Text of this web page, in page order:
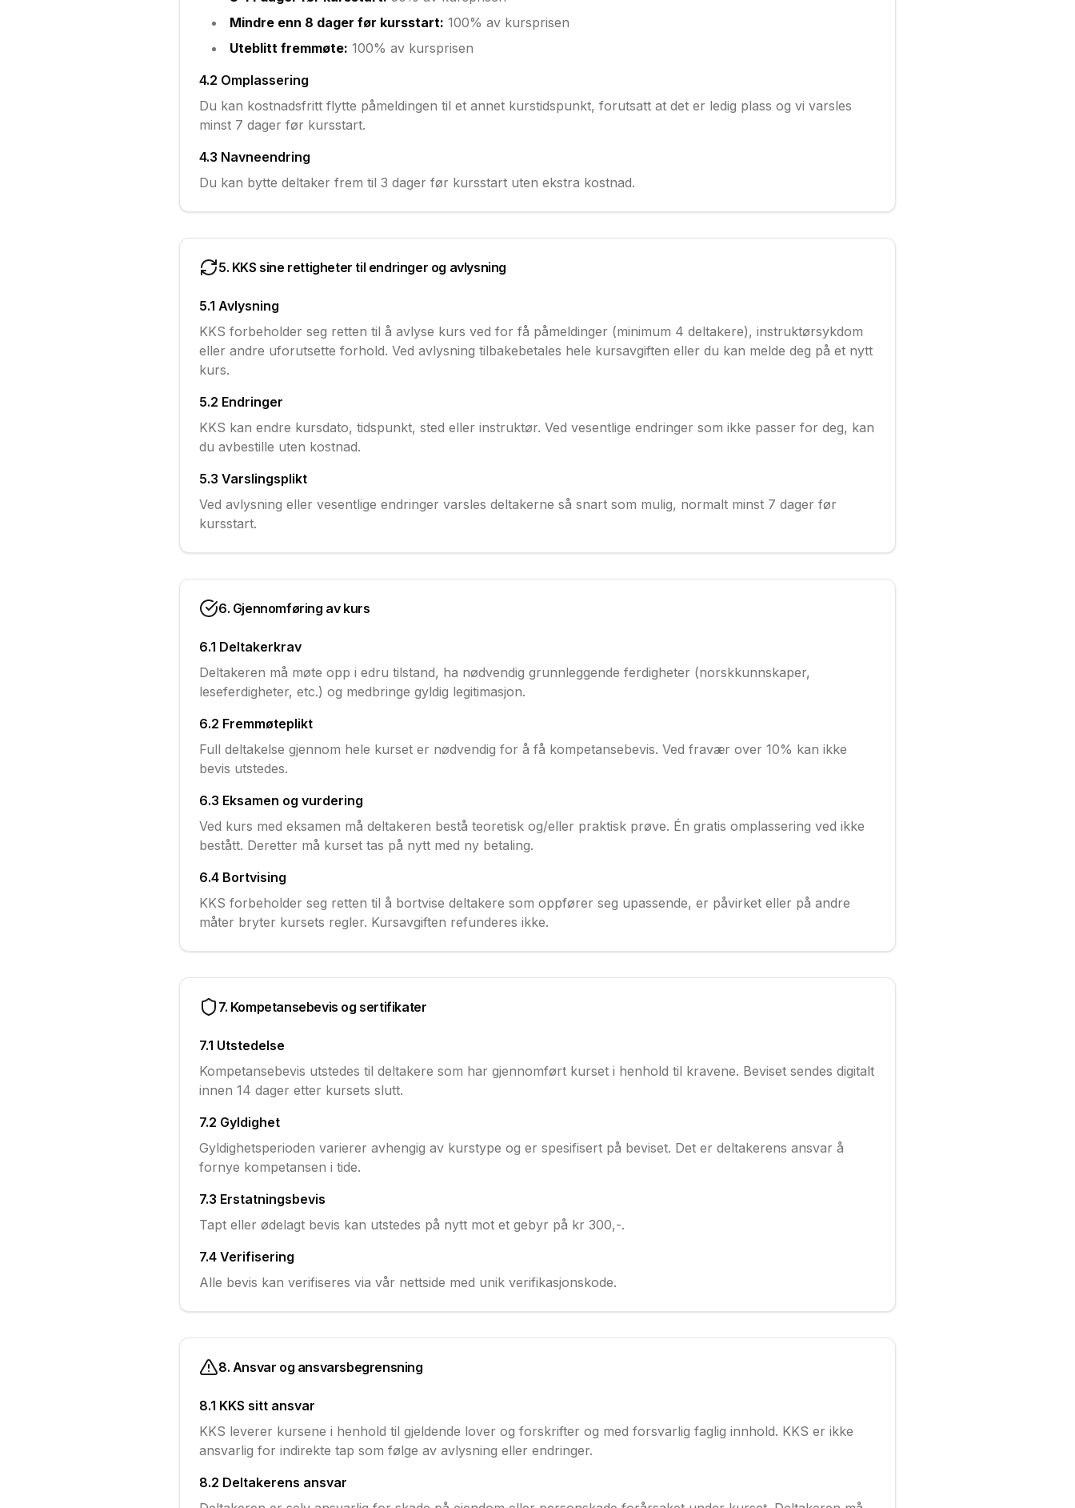
Mindre enn 8 dager før kursstart: 100% av kursprisen
Uteblitt fremmøte: 100% av kursprisen
4.2 Omplassering
Du kan kostnadsfritt flytte påmeldingen til et annet kurstidspunkt, forutsatt at det er ledig plass og vi varsles
minst 7 dager før kursstart.
4.3 Navneendring
Du kan bytte deltaker frem til 3 dager før kursstart uten ekstra kostnad.
5. KKS sine rettigheter til endringer og avlysning
5.1 Avlysning
KKS forbeholder seg retten til å avlyse kurs ved for få påmeldinger (minimum 4 deltakere), instruktørsykdom
eller andre uforutsette forhold. Ved avlysning tilbakebetales hele kursavgiften eller du kan melde deg på et nytt
kurs.
5.2 Endringer
KKS kan endre kursdato, tidspunkt, sted eller instruktør. Ved vesentlige endringer som ikke passer for deg, kan
du avbestille uten kostnad.
5.3 Varslingsplikt
Ved avlysning eller vesentlige endringer varsles deltakerne så snart som mulig, normalt minst 7 dager før
kursstart.
6. Gjennomføring av kurs
6.1 Deltakerkrav
Deltakeren må møte opp i edru tilstand, ha nødvendig grunnleggende ferdigheter (norskkunnskaper,
leseferdigheter, etc.) og medbringe gyldig legitimasjon.
6.2 Fremmøteplikt
Full deltakelse gjennom hele kurset er nødvendig for å få kompetansebevis. Ved fravær over 10% kan ikke
bevis utstedes.
6.3 Eksamen og vurdering
Ved kurs med eksamen må deltakeren bestå teoretisk og/eller praktisk prøve. Én gratis omplassering ved ikke
bestått. Deretter må kurset tas på nytt med ny betaling.
6.4 Bortvising
KKS forbeholder seg retten til å bortvise deltakere som oppfører seg upassende, er påvirket eller på andre
måter bryter kursets regler. Kursavgiften refunderes ikke.
7. Kompetansebevis og sertifikater
7.1 Utstedelse
Kompetansebevis utstedes til deltakere som har gjennomført kurset i henhold til kravene. Beviset sendes digitalt
innen 14 dager etter kursets slutt.
7.2 Gyldighet
Gyldighetsperioden varierer avhengig av kurstype og er spesifisert på beviset. Det er deltakerens ansvar å
fornye kompetansen i tide.
7.3 Erstatningsbevis
Tapt eller ødelagt bevis kan utstedes på nytt mot et gebyr på kr 300,-.
7.4 Verifisering
Alle bevis kan verifiseres via vår nettside med unik verifikasjonskode.
8. Ansvar og ansvarsbegrensning
8.1 KKS sitt ansvar
KKS leverer kursene i henhold til gjeldende lover og forskrifter og med forsvarlig faglig innhold. KKS er ikke
ansvarlig for indirekte tap som følge av avlysning eller endringer.
8.2 Deltakerens ansvar